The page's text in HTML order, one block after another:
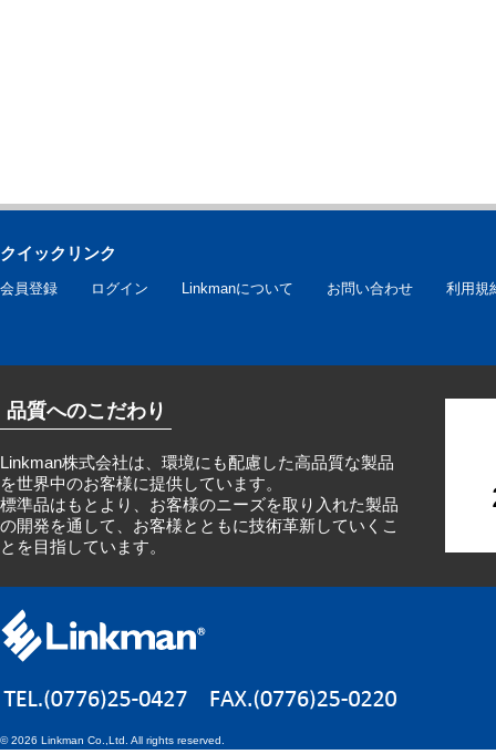
クイックリンク
会員登録 ログイン Linkmanについて お問い合わせ 利用規
品質へのこだわり
Linkman株式会社は、環境にも配慮した高品質な製品
を世界中のお客様に提供しています。
標準品はもとより、お客様のニーズを取り入れた製品
の開発を通して、お客様とともに技術革新していくこ
とを目指しています。
©2026 Linkman Co.,Ltd. All rights reserved.